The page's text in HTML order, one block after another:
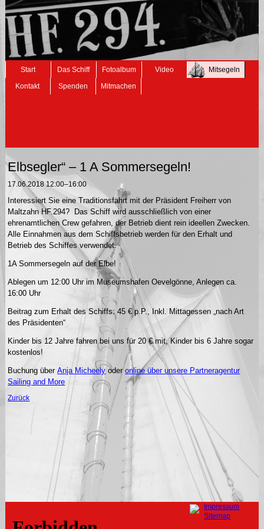
Navigation
überspringen
Start Das Schiff Fotoalbum Video
Mitsegeln
Kontakt
Spenden Mitmachen
Elbsegler“ – 1 A Sommersegeln!
17.06.2018 12:00–16:00
Interessiert Sie eine Traditionsfahrt mit der Präsident Freiherr von
Maltzahn HF.294? Das Schiff wird ausschließlich von einer
ehrenamtlichen Crew gefahren, der Betrieb dient rein ideellen Zwecken.
Alle Einnahmen aus dem Schiffsbetrieb werden für den Erhalt und
Betrieb des Schiffes verwendet.
1A Sommersegeln auf der Elbe!
Ablegen um 12:00 Uhr im Museumshafen Oevelgönne, Anlegen ca.
16:00 Uhr
Beitrag zum Erhalt des Schiffs: 45 € p.P., Inkl. Mittagessen „nach Art
des Präsidenten“
Kinder bis 12 Jahre fahren bei uns für 20 € mit, Kinder bis 6 Jahre sogar
kostenlos!
Buchung überAnja Micheely oderonline über unsere Partneragentur
Sailing and More
Zurück
Navigation
überspringen
Impressum
Sitemap